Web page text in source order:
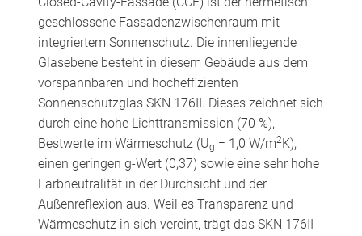
geschlossene Fassadenzwischenraum mit
integriertem Sonnenschutz. Die innenliegende
Glasebene besteht in diesem Gebäude aus dem
vorspannbaren und hocheffizienten
Sonnenschutzglas SKN 176II. Dieses zeichnet sich
durch eine hohe Lichttransmission (70 %),
Bestwerte im Wärmeschutz (Ug = 1,0 W/m2K),
einen geringen g-Wert (0,37) sowie eine sehr hohe
Farbneutralität in der Durchsicht und der
Außenreflexion aus. Weil es Transparenz und
Wärmeschutz in sich vereint, trägt das SKN 176II